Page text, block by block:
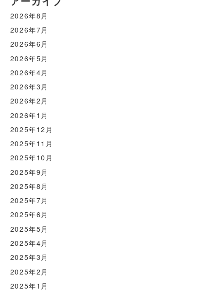
2026年8月
2026年7月
2026年6月
2026年5月
2026年4月
2026年3月
2026年2月
2026年1月
2025年12月
2025年11月
2025年10月
2025年9月
2025年8月
2025年7月
2025年6月
2025年5月
2025年4月
2025年3月
2025年2月
2025年1月